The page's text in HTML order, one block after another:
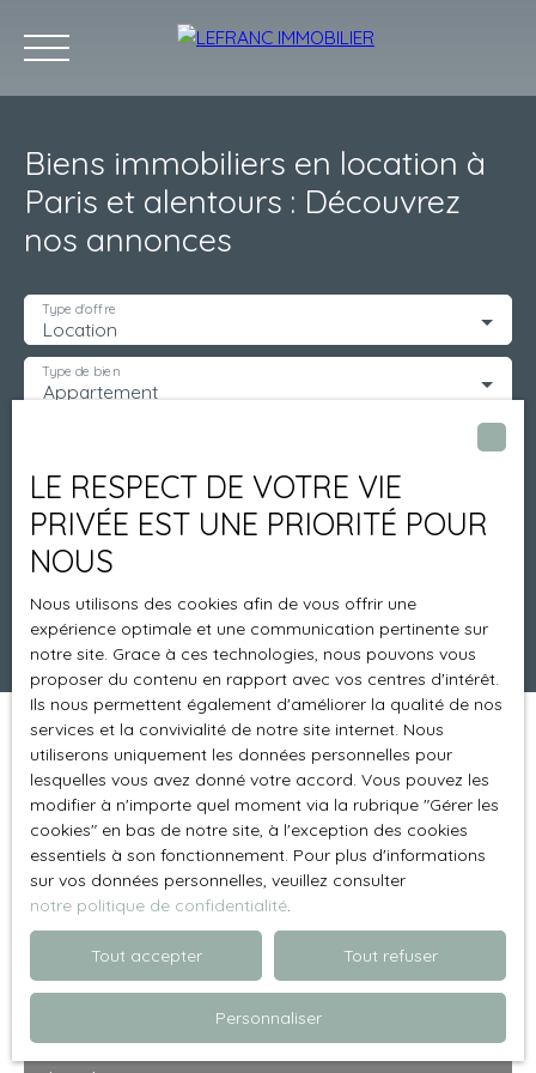
ACCUEIL POURQUOI NOUS ?
Biens immobiliers en location à
Paris et alentours : Découvrez
nos annonces
Location
Type d'offre
Appartement
Type de bien
Loyer max (€/mois)
Surface min (m²)
Rechercher
Pertinence Créer une alerte
Loué
LE RESPECT DE VOTRE VIE
PRIVÉE EST UNE PRIORITÉ POUR
NOUS
Nous utilisons des cookies afin de vous offrir une
expérience optimale et une communication pertinente sur
notre site. Grace à ces technologies, nous pouvons vous
proposer du contenu en rapport avec vos centres d'intérêt.
Ils nous permettent également d'améliorer la qualité de nos
services et la convivialité de notre site internet. Nous
utiliserons uniquement les données personnelles pour
lesquelles vous avez donné votre accord. Vous pouvez les
modifier à n'importe quel moment via la rubrique ″Gérer les
cookies″ en bas de notre site, à l'exception des cookies
essentiels à son fonctionnement. Pour plus d'informations
sur vos données personnelles, veuillez consulter
notre politique de confidentialité.
Tout accepter Tout refuser
Personnaliser